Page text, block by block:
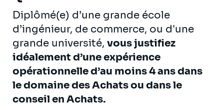
Diplômé(e) d’une grande école
d’ingénieur, de commerce, ou d'une
grande université, vous justifiez
idéalement d’une expérience
opérationnelle d’au moins 4 ans dans
le domaine des Achats ou dans le
conseil en Achats.